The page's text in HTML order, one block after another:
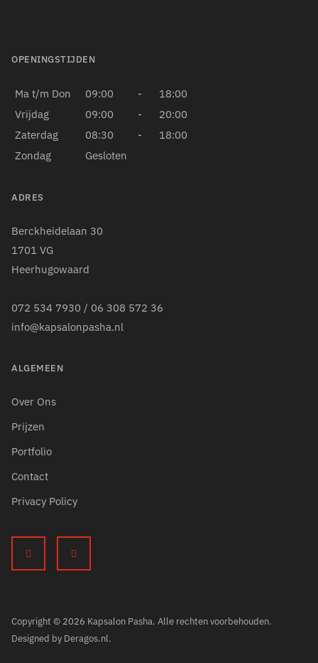
OPENINGSTIJDEN
Ma t/m Don 09:00 -
18:00
Vrijdag
09:00 -
20:00
Zaterdag
08:30 -
18:00
Zondag
Gesloten
ADRES
Berckheidelaan 30
1701 VG
Heerhugowaard
072 534 7930 / 06 308 572 36
info@kapsalonpasha.nl
ALGEMEEN
Over Ons
Prijzen
Portfolio
Contact
Privacy Policy
Copyright © 2026 Kapsalon Pasha. Alle rechten voorbehouden.
Designed by Deragos.nl.